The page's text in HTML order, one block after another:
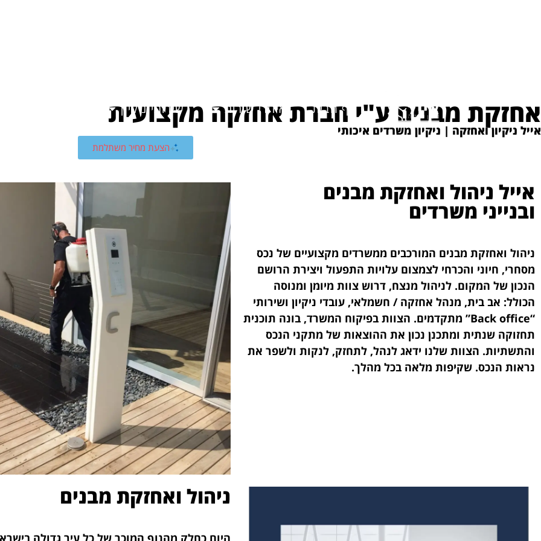
דף הבית איזורי שירות שירותי ניקיון
אחזקת מבנים ע"י חברת אחזקה מקצועית
אייל ניקיון ואחזקה | ניקיון משרדים איכותי
הצעת מחיר משתלמת
אייל ניהול ואחזקת מבנים
ובנייני משרדים
ניהול ואחזקת מבנים המורכבים ממשרדים מקצועיים של נכס
מסחרי, חיוני והכרחי לצמצום עלויות התפעול ויצירת הרושם
הנכון של המקום. לניהול מנצח, דרוש צוות מיומן ומנוסה
הכולל: אב בית, מנהל אחזקה / חשמלאי, עובדי ניקיון ושירותי
“Back office” מתקדמים. הצוות בפיקוח המשרד, בונה תוכנית
תחזוקה שנתית ומתכנן נכון את ההוצאות של מתקני הנכס
והתשתיות. הצוות שלנו ידאג לנהל, לתחזק, לנקות ולשפר את
נראות הנכס. שקיפות מלאה בכל מהלך.
ניהול ואחזקת מבנים
היום כחלק מהנוף המוכר של כל עיר גדולה